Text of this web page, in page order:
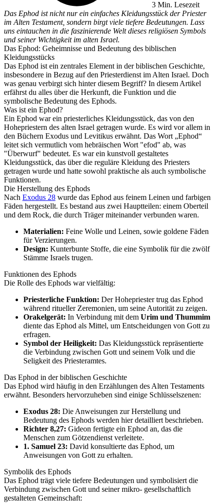
3 Min. Lesezeit
Das Ephod ist nicht nur ein einfaches Kleidungsstück der Priester
im Alten Testament, sondern birgt viele tiefere Bedeutungen. Lass
uns eintauchen in die faszinierende Welt dieses religiösen Symbols
und seiner Wichtigkeit im alten Israel.
Das Ephod: Geheimnisse und Bedeutung des biblischen
Kleidungsstücks
Das Ephod ist ein zentrales Element in der biblischen Geschichte,
insbesondere in Bezug auf den Priesterdienst im Alten Israel. Doch
was genau verbirgt sich hinter diesem Begriff? In diesem Artikel
erfährst du alles über die Herkunft, die Funktion und die
symbolische Bedeutung des Ephods.
Was ist ein Ephod?
Ein Ephod war ein priesterliches Kleidungsstück, das von den
Hohepriestern des alten Israel getragen wurde. Es wird vor allem in
den Büchern Exodus und Levitikus erwähnt. Das Wort „Ephod“
leitet sich vermutlich vom hebräischen Wort "efod" ab, was
"Überwurf" bedeutet. Es war ein kunstvoll gestaltetes
Kleidungsstück, das über die reguläre Kleidung des Priesters
getragen wurde und hatte sowohl praktische als auch symbolische
Funktionen.
Die Herstellung des Ephods
Nach Exodus 28 wurde das Ephod aus feinem Leinen und farbigen
Fäden hergestellt. Es bestand aus zwei Hauptteilen: einem Oberteil
und dem Rock, die durch Träger miteinander verbunden waren.
Materialien: Feine Wolle und Leinen, sowie goldene Fäden
für Verzierungen.
Design: Kunterbunte Stoffe, die eine Symbolik für die zwölf
Stämme Israels trugen.
Funktionen des Ephods
Die Rolle des Ephods war vielfältig:
Priesterliche Funktion: Der Hohepriester trug das Ephod
während ritueller Zeremonien, um seine Autorität zu zeigen.
Orakelgerät: In Verbindung mit dem Urim und Thummim
diente das Ephod als Mittel, um Entscheidungen von Gott zu
erfragen.
Symbol der Heiligkeit: Das Kleidungsstück repräsentierte
die Verbindung zwischen Gott und seinem Volk und die
Seligkeit des Priesteramtes.
Das Ephod in der biblischen Geschichte
Das Ephod wird häufig in den Erzählungen des Alten Testaments
erwähnt. Besonders hervorzuheben sind einige Schlüsselszenen:
Exodus 28: Die Anweisungen zur Herstellung und
Bedeutung des Ephods werden hier detailliert beschrieben.
Richter 8,27: Gideon fertigte ein Ephod an, das die
Menschen zum Götzendienst verleitete.
1. Samuel 23: David konsultierte das Ephod, um
Anweisungen von Gott zu erhalten.
Symbolik des Ephods
Das Ephod trägt viele tiefere Bedeutungen und symbolisiert die
Verbindung zwischen Gott und seiner mikro- gesellschaftlich
gestalteten Gemeinschaft: